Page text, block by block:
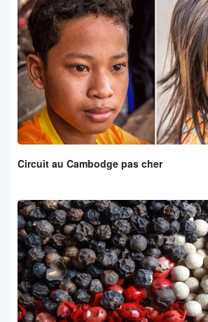
Circuit au Cambodge pas cher